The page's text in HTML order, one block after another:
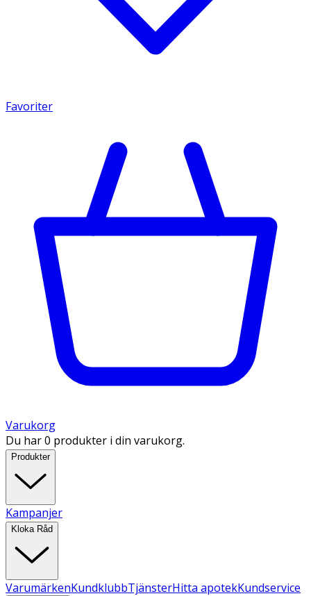
Favoriter
Varukorg
Du har 0 produkter i din varukorg.
Produkter
Kampanjer
Kloka Råd
VarumärkenKundklubbTjänsterHitta apotekKundservice